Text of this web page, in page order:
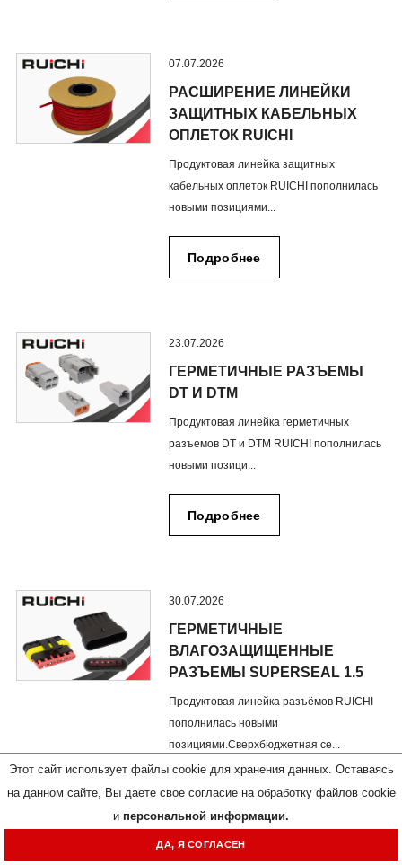
07.07.2026
РАСШИРЕНИЕ ЛИНЕЙКИ
ЗАЩИТНЫХ КАБЕЛЬНЫХ
ОПЛЕТОК RUICHI
Продуктовая линейка защитных
кабельных оплеток RUICHI пополнилась
новыми позициями...
Подробнее
23.07.2026
ГЕРМЕТИЧНЫЕ РАЗЪЕМЫ
DT И DTM
Продуктовая линейка герметичных
разъемов DT и DTM RUICHI пополнилась
новыми позици...
Подробнее
30.07.2026
ГЕРМЕТИЧНЫЕ
ВЛАГОЗАЩИЩЕННЫЕ
РАЗЪЕМЫ SUPERSEAL 1.5
Продуктовая линейка разъёмов RUICHI
пополнилась новыми
позициями.Сверхбюджетная се...
Подробнее
Этот сайт использует файлы cookie для хранения данных. Оставаясь
на данном сайте, Вы даете свое согласие на обработку файлов cookie
и персональной информации.
ДА, Я СОГЛАСЕН